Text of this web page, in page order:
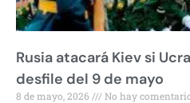
Rusia atacará Kiev si
desfile del 9 de mayo
8 de mayo, 2026 No hay